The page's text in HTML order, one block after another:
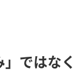
」ではな